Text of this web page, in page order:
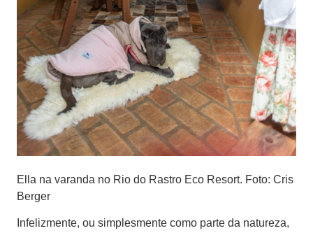
Ella na varanda no Rio do Rastro Eco Resort. Foto: Cris
Berger
Infelizmente, ou simplesmente como parte da natureza,